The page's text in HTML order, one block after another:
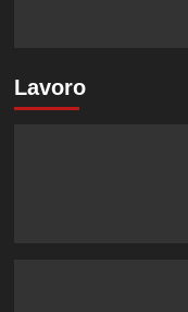
Lavoro